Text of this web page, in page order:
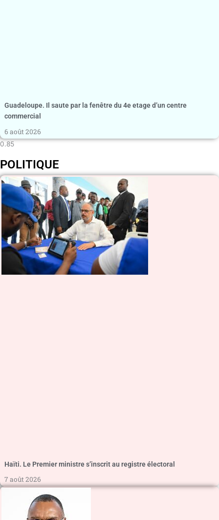
Guadeloupe. Il saute par la fenêtre du 4e etage d’un centre
commercial
6 août 2026
POLITIQUE
Haïti. Le Premier ministre s’inscrit au registre électoral
7 août 2026